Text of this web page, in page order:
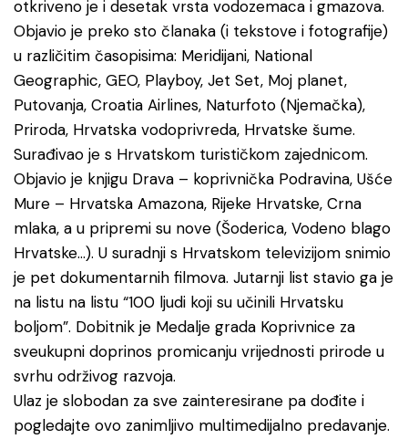
otkriveno je i desetak vrsta vodozemaca i gmazova.
Objavio je preko sto članaka (i tekstove i fotografije)
u različitim časopisima: Meridijani, National
Geographic, GEO, Playboy, Jet Set, Moj planet,
Putovanja, Croatia Airlines, Naturfoto (Njemačka),
Priroda, Hrvatska vodoprivreda, Hrvatske šume.
Surađivao je s Hrvatskom turističkom zajednicom.
Objavio je knjigu Drava – koprivnička Podravina, Ušće
Mure – Hrvatska Amazona, Rijeke Hrvatske, Crna
mlaka, a u pripremi su nove (Šoderica, Vodeno blago
Hrvatske…). U suradnji s Hrvatskom televizijom snimio
je pet dokumentarnih filmova. Jutarnji list stavio ga je
na listu na listu “100 ljudi koji su učinili Hrvatsku
boljom”. Dobitnik je Medalje grada Koprivnice za
sveukupni doprinos promicanju vrijednosti prirode u
svrhu održivog razvoja.
Ulaz je slobodan za sve zainteresirane pa dođite i
pogledajte ovo zanimljivo multimedijalno predavanje.